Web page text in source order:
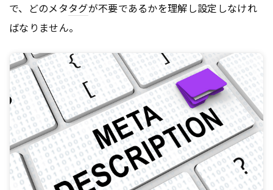
で、どのメタタグが不要であるかを理解し設定しなけれ
ばなりません。